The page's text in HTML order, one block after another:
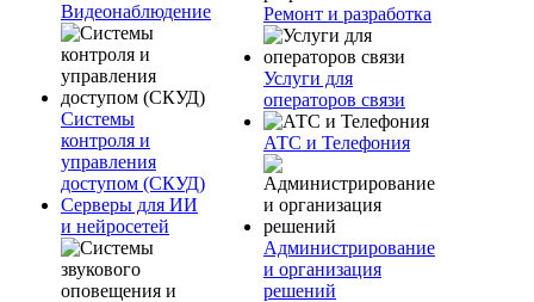
Видеонаблюдение
Системы
контроля и
управления
доступом (СКУД)
Серверы для ИИ
и нейросетей
Ремонт и разработка
Услуги для
операторов связи
АТС и Телефония
Администрирование
и организация
решений